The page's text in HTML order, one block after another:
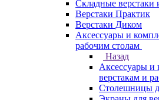
Складные верстаки
Верстаки Практик
Верстаки Диком
Аксессуары и
рабочим столам
Назад
Аксессуары
верстакам и
Столешницы